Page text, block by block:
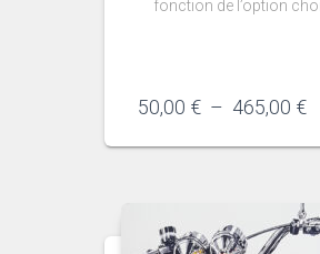
fonction de l’option
50,00 € – 465,00 €